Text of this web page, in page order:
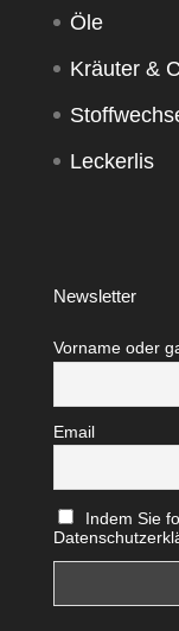
Öle
Kräuter &
Leckerlis
Newsletter
Vorname oder
Email
Indem Sie